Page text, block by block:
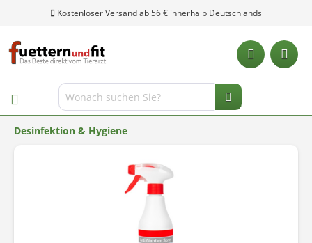
Kostenloser Versand ab 56 € innerhalb Deutschlands
Desinfektion & Hygiene